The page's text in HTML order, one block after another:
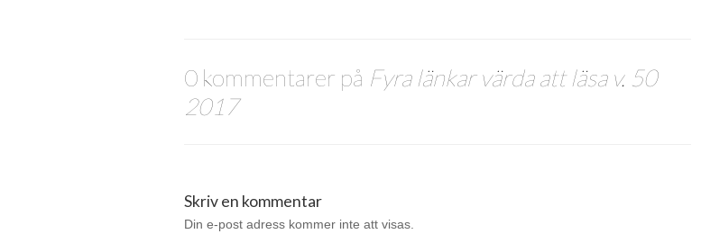
0 kommentarer på Fyra länkar värda att läsa v. 50
2017
Skriv en kommentar
Din e-post adress kommer inte att visas.